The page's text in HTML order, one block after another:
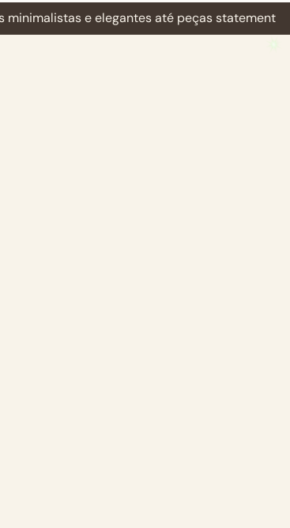
até peças statement • acessórios em aço